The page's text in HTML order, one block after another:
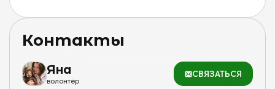
Контакты
Яна
волонтёр
СВЯЗАТЬСЯ